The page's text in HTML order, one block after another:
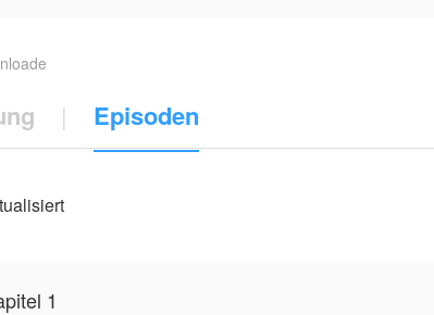
des Autors wider und repräsentiert nicht die
| Episoden
1